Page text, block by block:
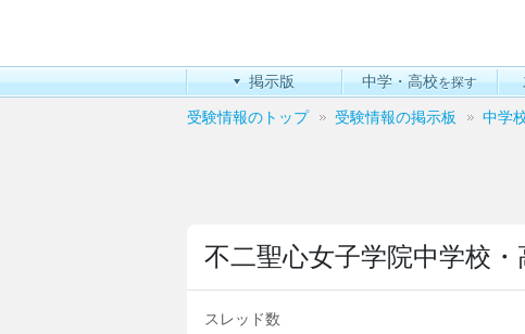
掲示版 中学・高校を探す
受験情報のトップ 受験情報の掲示板 中学
不二聖心女子学院中学校・
スレッド数